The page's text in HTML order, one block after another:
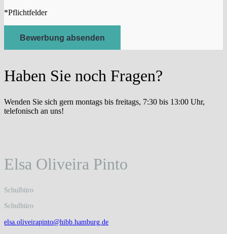
*Pflichtfelder
Haben Sie noch Fragen?
Wenden Sie sich gern montags bis freitags, 7:30 bis 13:00 Uhr,
telefonisch an uns!
Elsa Oliveira Pinto
Schulbüro
Schulbüro
elsa.oliveirapinto@hibb.hamburg.de